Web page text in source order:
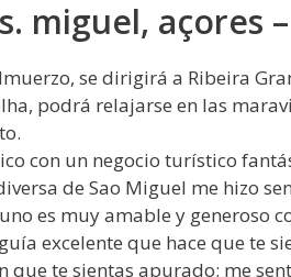
miguel, açores
se dirigirá a Ribeira
podrá relajarse en las
con un negocio turístico
de Sao Miguel me hizo
es muy amable y generoso
excelente que hace que te
que te sientas apurado; me